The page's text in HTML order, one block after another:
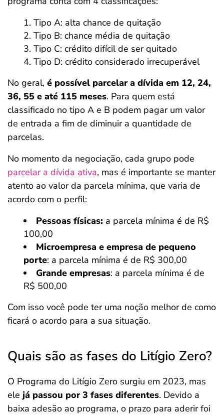
Tipo A: alta chance de quitação
Tipo B: chance média de quitação
Tipo C: crédito difícil de ser quitado
Tipo D: crédito considerado irrecuperável
No geral, é possível parcelar a dívida em 12, 24,
36, 55 e até 115 meses. Para quem está
classificado no tipo A e B podem pagar um valor
de entrada a fim de diminuir a quantidade de
parcelas.
No momento da negociação, cada grupo pode
parcelar a dívida ativa, mas é importante se manter
atento ao valor da parcela mínima, que varia de
acordo com o perfil:
Pessoas físicas: a parcela mínima é de R$
100,00
Microempresa e empresa de pequeno
porte: a parcela mínima é de R$ 300,00
Grande empresas: a parcela mínima é de
R$ 500,00
Com isso você pode ter uma noção melhor de como
ficará o acordo para a sua situação.
Quais são as fases do Litígio Zero?
O Programa do Litígio Zero surgiu em 2023, mas
ele já passou por 3 fases diferentes. Devido a
baixa adesão ao programa, o prazo para aderir foi